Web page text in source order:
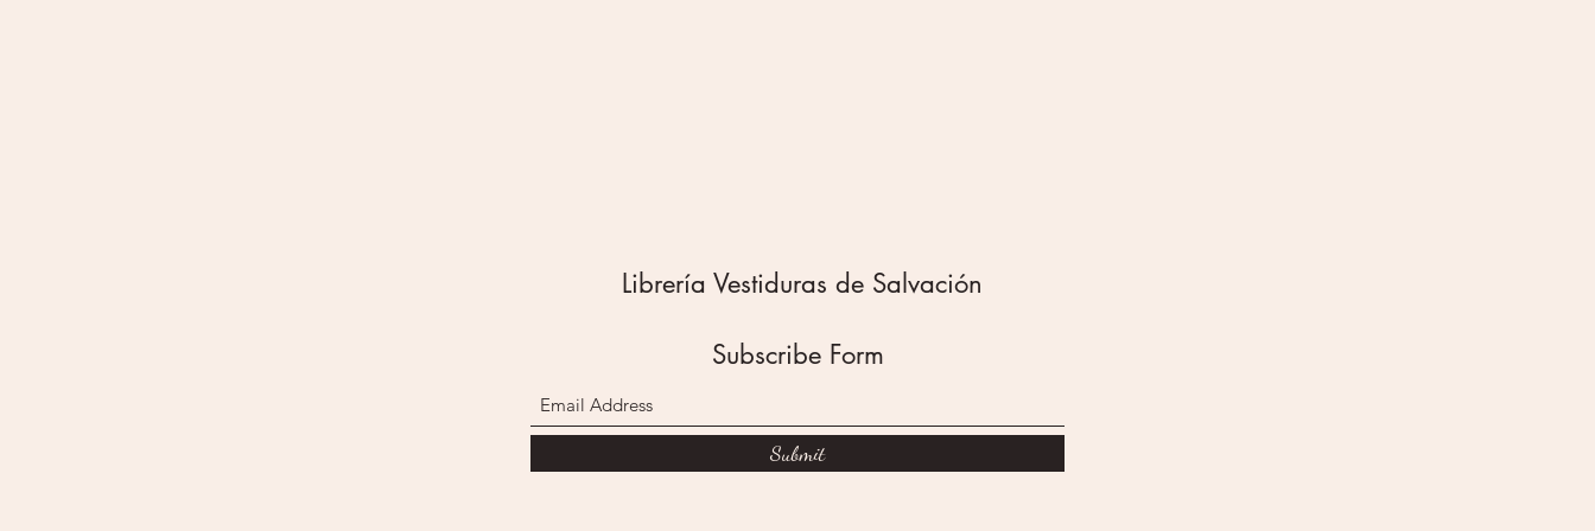
Librería Vestiduras de Salvación
Subscribe Form
Submit